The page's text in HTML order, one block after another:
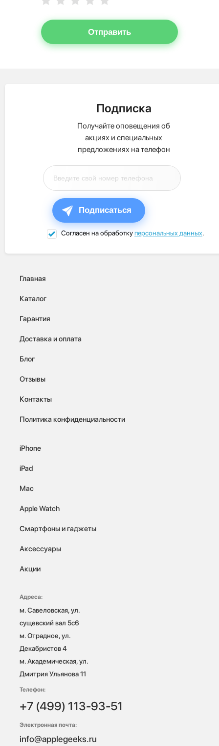
Отправить
Подписка
Получайте оповещения об
акциях и специальных
предложениях на телефон
Подписаться
Согласен на обработкуперсональных данных.
Главная
Каталог
Гарантия
Доставка и оплата
Блог
Отзывы
Контакты
Политика конфиденциальности
iPhone
iPad
Mac
Apple Watch
Смартфоны и гаджеты
Аксессуары
Акции
Адреса:
м. Савеловская, ул.
сущевский вал 5с6
м. Отрадное, ул.
Декабристов 4
м. Академическая, ул.
Дмитрия Ульянова 11
Телефон:
+7 (499) 113-93-51
Электронная почта:
info@applegeeks.ru